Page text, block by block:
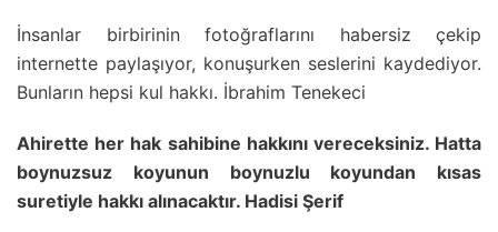
İnsanlar birbirinin fotoğraflarını habersiz çekip
internette paylaşıyor, konuşurken seslerini kaydediyor.
Bunların hepsi kul hakkı. İbrahim Tenekeci
Ahirette her hak sahibine hakkını vereceksiniz. Hatta
boynuzsuz koyunun boynuzlu koyundan kısas
suretiyle hakkı alınacaktır. Hadisi Şerif